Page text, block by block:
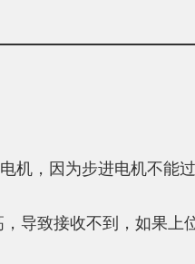
机，因为步进电机不能
导致接收不到，如果上